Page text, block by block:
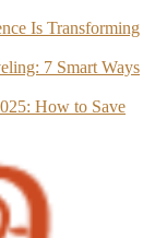
Is Transforming
7 Smart Ways
How to Save